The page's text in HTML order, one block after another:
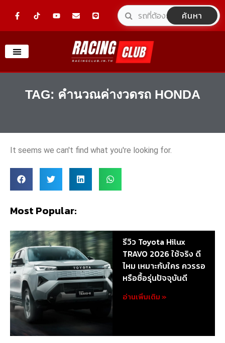
F
a
e
o
o
-
o
t
n
e
l
o
p
e
L
i
e
ค้นหา
TAG: คํานวณค่างวดรถ HONDA
It seems we can't find what you're looking for.
Most Popular:
รีวิว Toyota Hilux
TRAVO 2026 ใช้จริง ดี
ไหม เหมาะกับใคร ควรรอ
หรือซื้อรุ่นปัจจุบันดี
อ่านเพิ่มเติม »